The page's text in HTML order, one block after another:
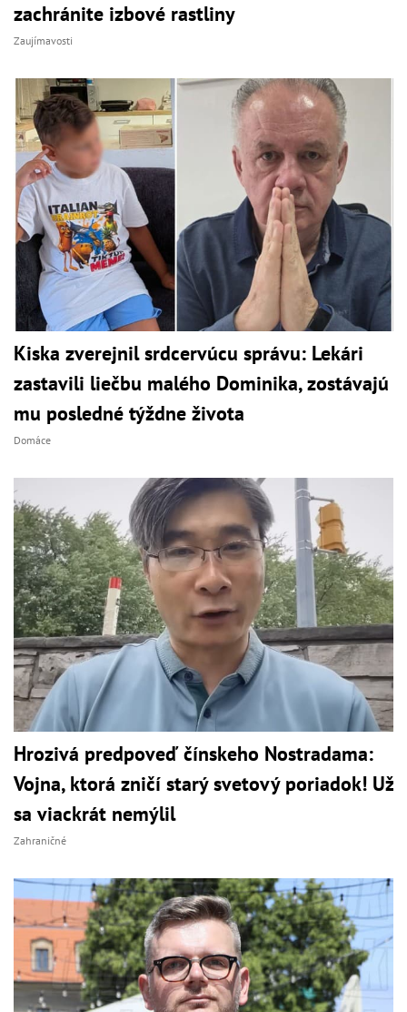
zachránite izbové rastliny
Zaujímavosti
Kiska zverejnil srdcervúcu správu: Lekári
zastavili liečbu malého Dominika, zostávajú
mu posledné týždne života
Domáce
Hrozivá predpoveď čínskeho Nostradama:
Vojna, ktorá zničí starý svetový poriadok! Už
sa viackrát nemýlil
Zahraničné